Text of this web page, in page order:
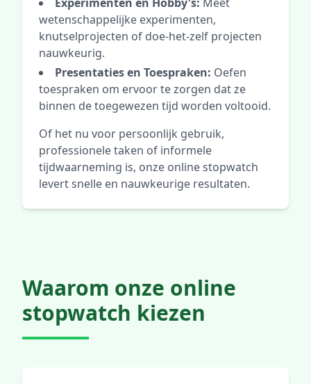
wetenschappelijke experimenten,
knutselprojecten of doe-het-zelf projecten
nauwkeurig.
Presentaties en Toespraken: Oefen
toespraken om ervoor te zorgen dat ze
binnen de toegewezen tijd worden voltooid.
Of het nu voor persoonlijk gebruik,
professionele taken of informele
tijdwaarneming is, onze online stopwatch
levert snelle en nauwkeurige resultaten.
Waarom onze online
stopwatch kiezen